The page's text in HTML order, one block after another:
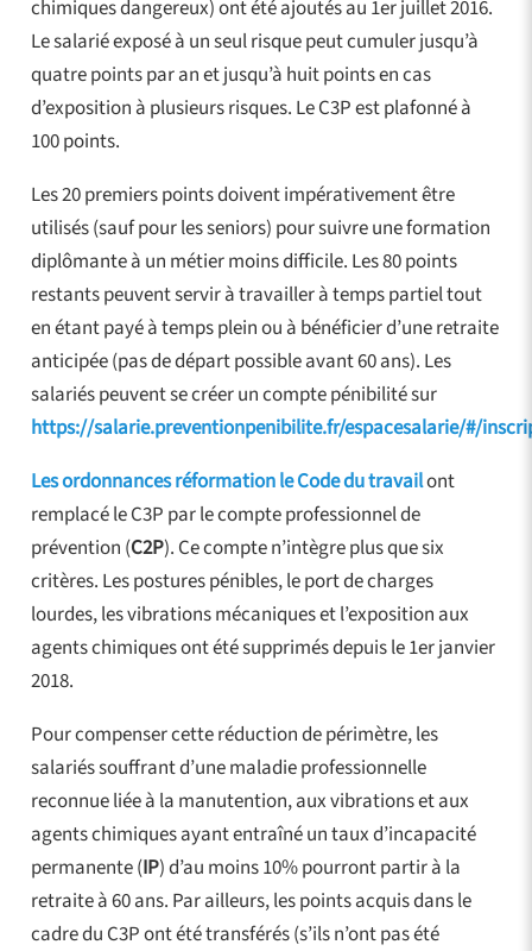
chimiques dangereux) ont été ajoutés au 1er juillet 2016.
Le salarié exposé à un seul risque peut cumuler jusqu’à
quatre points par an et jusqu’à huit points en cas
d’exposition à plusieurs risques. Le C3P est plafonné à
100 points.
Les 20 premiers points doivent impérativement être
utilisés (sauf pour les seniors) pour suivre une formation
diplômante à un métier moins difficile. Les 80 points
restants peuvent servir à travailler à temps partiel tout
en étant payé à temps plein ou à bénéficier d’une retraite
anticipée (pas de départ possible avant 60 ans). Les
salariés peuvent se créer un compte pénibilité sur
https://salarie.preventionpenibilite.fr/espacesalarie/#/
Les ordonnances réformation le Code du travailont
remplacé le C3P par le compte professionnel de
prévention (C2P). Ce compte n’intègre plus que six
critères. Les postures pénibles, le port de charges
lourdes, les vibrations mécaniques et l’exposition aux
agents chimiques ont été supprimés depuis le 1er janvier
2018.
Pour compenser cette réduction de périmètre, les
salariés souffrant d’une maladie professionnelle
reconnue liée à la manutention, aux vibrations et aux
agents chimiques ayant entraîné un taux d’incapacité
permanente (IP) d’au moins 10% pourront partir à la
retraite à 60 ans. Par ailleurs, les points acquis dans le
cadre du C3P ont été transférés (s’ils n’ont pas été